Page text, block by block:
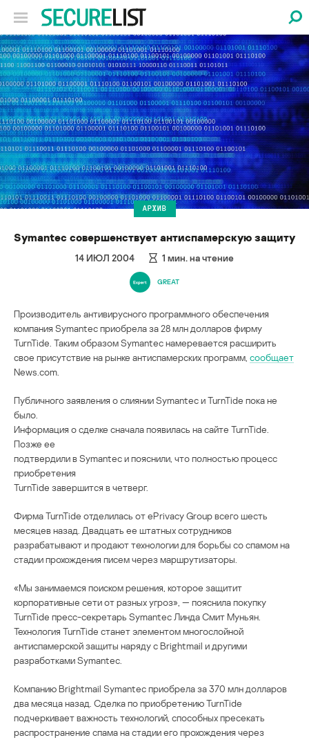
АРХИВ
Symantec совершенствует антиспамерскую защиту
14 ИЮЛ 2004 1 мин. на чтение
GREAT
Производитель антивирусного программного обеспечения
компания Symantec приобрела за 28 млн долларов фирму
TurnTide. Таким образом Symantec намеревается расширить
свое присутствие на рынке антиспамерских программ, сообщает
News.com.
Публичного заявления о слиянии Symantec и TurnTide пока не
было.
Информация о сделке сначала появилась на сайте TurnTide.
Позже ее
подтвердили в Symantec и пояснили, что полностью процесс
приобретения
TurnTide завершится в четверг.
Фирма TurnTide отделилась от ePrivacy Group всего шесть
месяцев назад. Двадцать ее штатных сотрудников
разрабатывают и продают технологии для борьбы со спамом на
стадии прохождения писем через маршрутизаторы.
«Мы занимаемся поиском решения, которое защитит
корпоративные сети от разных угроз», — пояснила покупку
TurnTide пресс-секретарь Symantec Линда Смит Муньян.
Технология TurnTide станет элементом многослойной
антиспамерской защиты наряду с Brightmail и другими
разработками Symantec.
Компанию Brightmail Symantec приобрела за 370 млн долларов
два месяца назад. Сделка по приобретению TurnTide
подчеркивает важность технологий, способных пресекать
распространение спама на стадии его прохождения через